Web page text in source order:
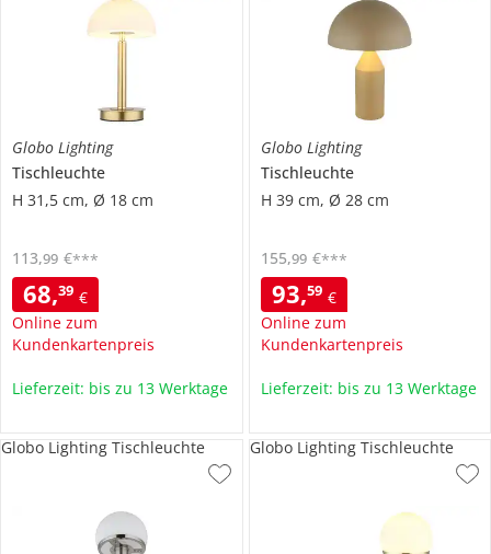
Globo Lighting
Tischleuchte
H 31,5 cm, Ø 18 cm
68,39 €
Online zum
Kundenkartenpreis
113,99 €***
Lieferzeit: bis zu 13 Werktage
Globo Lighting
Tischleuchte
H 39 cm, Ø 28 cm
93,59 €
Online zum
Kundenkartenpreis
155,99 €***
Lieferzeit: bis zu 13 Werktage
Globo Lighting Tischleuchte Globo Lighting Tischleuchte